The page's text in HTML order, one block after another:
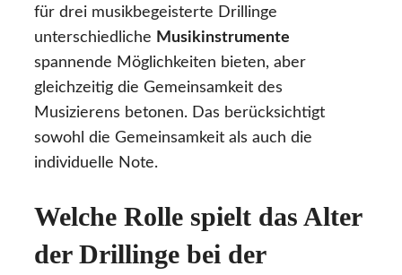
für drei musikbegeisterte Drillinge
unterschiedliche Musikinstrumente
spannende Möglichkeiten bieten, aber
gleichzeitig die Gemeinsamkeit des
Musizierens betonen. Das berücksichtigt
sowohl die Gemeinsamkeit als auch die
individuelle Note.
Welche Rolle spielt das Alter
der Drillinge bei der